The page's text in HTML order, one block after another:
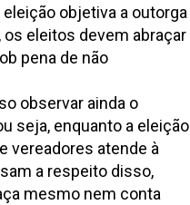
objetiva a outorga
eleitos devem abraçar
pena de não
observar ainda o
seja, enquanto a eleição
vereadores atende à
a respeito disso,
mesmo nem conta